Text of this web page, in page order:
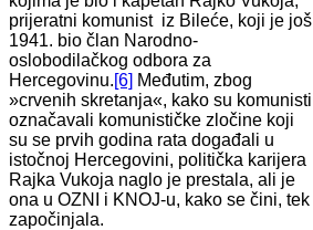
prijeratni komunist iz Bileće, koji je još
1941. bio član Narodno-
oslobodilačkog odbora za
Hercegovinu.[6] Međutim, zbog
»crvenih skretanja«, kako su komunisti
označavali komunističke zločine koji
su se prvih godina rata događali u
istočnoj Hercegovini, politička karijera
Rajka Vukoja naglo je prestala, ali je
ona u OZNI i KNOJ-u, kako se čini, tek
započinjala.